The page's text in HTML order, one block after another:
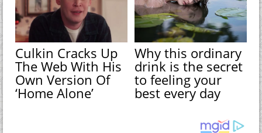
Culkin Cracks Up
The Web With His
Own Version Of
‘Home Alone’
Why this ordinary
drink is the secret
to feeling your
best every day